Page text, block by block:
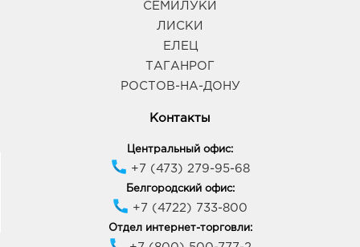
305016, Курская область, г Курск, ул Щепкина,
График работы: 10:00 - 21:00
Курчатов Линия: 440.0 руб.
Энергетиков, Владение 46
График работы:
Курск Европа-20: 440.0 руб.
305040, Курская область, г Курск, пр-кт Дружбы,
СЕМИЛУКИ
ЛИСКИ
ЕЛЕЦ
ТАГАНРОГ
РОСТОВ-НА-ДОНУ
Контакты
Центральный офис:
+7 (473) 279-95-68
Белгородский офис:
+7 (4722) 733-800
Отдел интернет-торговли: